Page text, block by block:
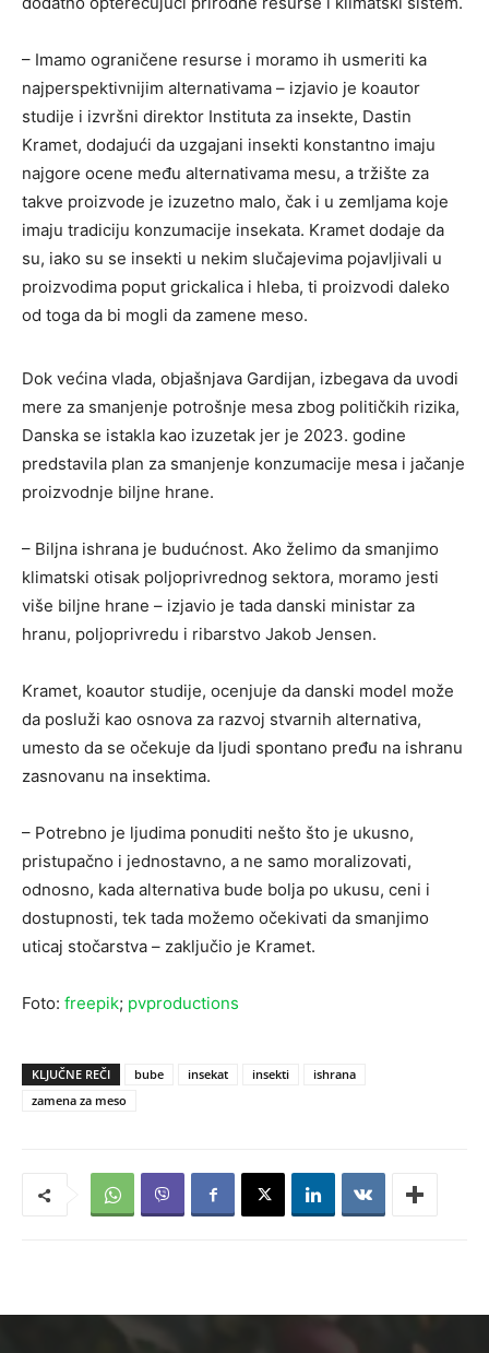
– Imamo ograničene resurse i moramo ih usmeriti ka
najperspektivnijim alternativama – izjavio je koautor
studije i izvršni direktor Instituta za insekte, Dastin
Kramet, dodajući da uzgajani insekti konstantno imaju
najgore ocene među alternativama mesu, a tržište za
takve proizvode je izuzetno malo, čak i u zemljama koje
imaju tradiciju konzumacije insekata. Kramet dodaje da
su, iako su se insekti u nekim slučajevima pojavljivali u
proizvodima poput grickalica i hleba, ti proizvodi daleko
od toga da bi mogli da zamene meso.
Dok većina vlada, objašnjava Gardijan, izbegava da uvodi
mere za smanjenje potrošnje mesa zbog političkih rizika,
Danska se istakla kao izuzetak jer je 2023. godine
predstavila plan za smanjenje konzumacije mesa i jačanje
proizvodnje biljne hrane.
– Biljna ishrana je budućnost. Ako želimo da smanjimo
klimatski otisak poljoprivrednog sektora, moramo jesti
više biljne hrane – izjavio je tada danski ministar za
hranu, poljoprivredu i ribarstvo Jakob Jensen.
Kramet, koautor studije, ocenjuje da danski model može
da posluži kao osnova za razvoj stvarnih alternativa,
umesto da se očekuje da ljudi spontano pređu na ishranu
zasnovanu na insektima.
– Potrebno je ljudima ponuditi nešto što je ukusno,
pristupačno i jednostavno, a ne samo moralizovati,
odnosno, kada alternativa bude bolja po ukusu, ceni i
dostupnosti, tek tada možemo očekivati da smanjimo
uticaj stočarstva – zaključio je Kramet.
Foto: freepik; pvproductions
KLJUČNE REČI bube insekat insekti
ishrana
zamena za meso